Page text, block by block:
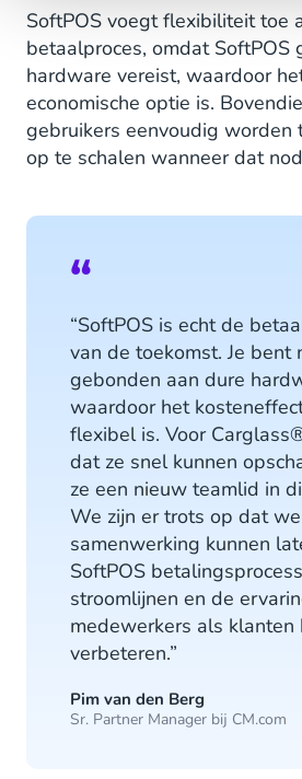
SoftPOS voegt flexibiliteit toe
betaalproces, omdat SoftPOS
hardware vereist, waardoor
economische optie is.
gebruikers eenvoudig worden
op te schalen wanneer dat
“SoftPOS is echt de
van de toekomst. Je bent
gebonden aan dure
waardoor het
flexibel is. Voor
dat ze snel kunnen
ze een nieuw teamlid in
We zijn er trots op dat
samenwerking kunnen
SoftPOS
stroomlijnen en de
medewerkers als klanten
verbeteren.”
Pim van den Berg
Sr. Partner Manager bij CM.com